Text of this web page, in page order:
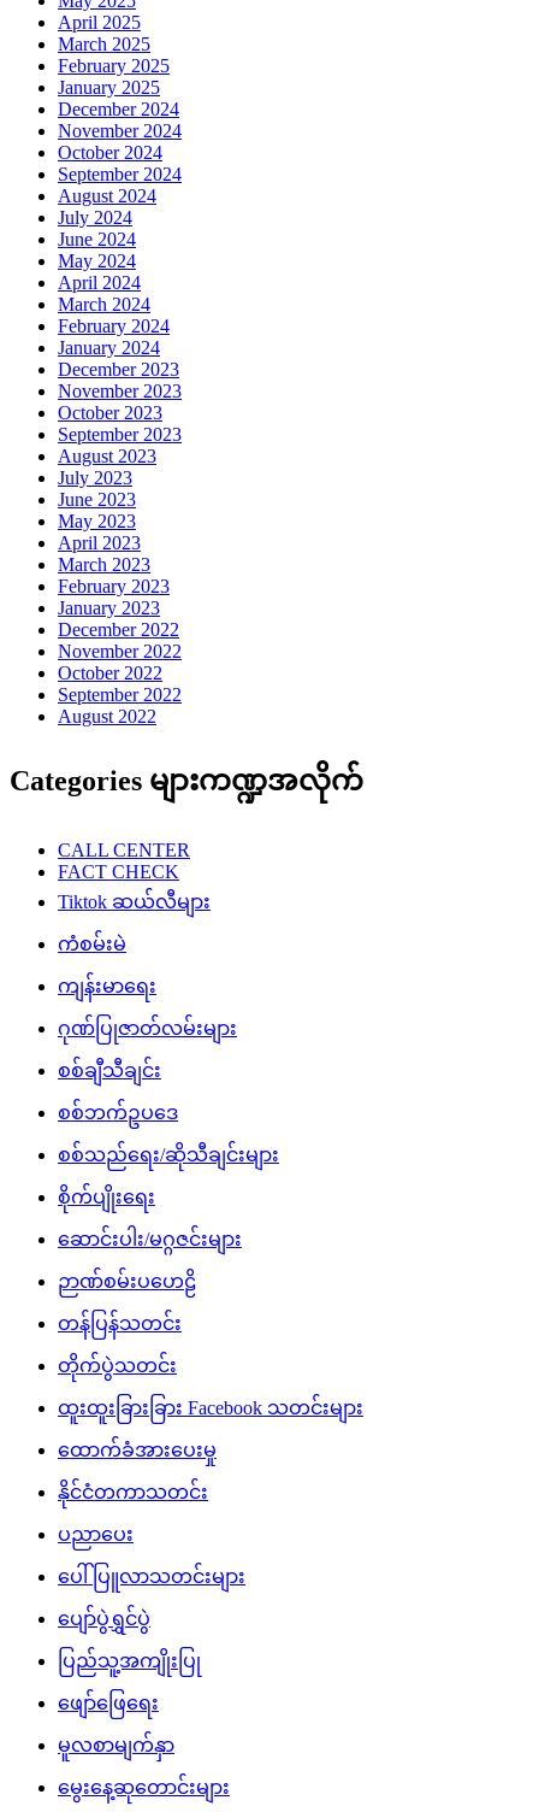
April 2025
March 2025
February 2025
January 2025
December 2024
November 2024
October 2024
September 2024
August 2024
July 2024
June 2024
May 2024
April 2024
March 2024
February 2024
January 2024
December 2023
November 2023
October 2023
September 2023
August 2023
July 2023
June 2023
May 2023
April 2023
March 2023
February 2023
January 2023
December 2022
November 2022
October 2022
September 2022
August 2022
Categories များကဏ္ဍအလိုက်
CALL CENTER
FACT CHECK
Tiktok ဆယ်လီများ
ကံစမ်းမဲ
ကျန်းမာရေး
ဂုဏ်ပြုဇာတ်လမ်းများ
စစ်ချီသီချင်း
စစ်ဘက်ဥပဒေ
စစ်သည်ရေး/ဆိုသီချင်းများ
စိုက်ပျိုးရေး
ဆောင်းပါး/မဂ္ဂဇင်းများ
ဉာဏ်စမ်းပဟေဠိ
တန်ပြန်သတင်း
တိုက်ပွဲသတင်း
ထူးထူးခြားခြား Facebook သတင်းများ
ထောက်ခံအားပေးမှု
နိုင်ငံတကာသတင်း
ပညာပေး
ပေါ်ပြူလာသတင်းများ
ပျော်ပွဲရွှင်ပွဲ
ပြည်သူ့အကျိုးပြု
ဖျော်ဖြေရေး
မူလစာမျက်နှာ
မွေးနေ့ဆုတောင်းများ